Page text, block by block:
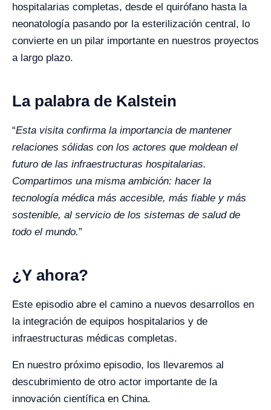
hospitalarias completas, desde el quirófano hasta la
neonatología pasando por la esterilización central, lo
convierte en un pilar importante en nuestros proyectos
a largo plazo.
La palabra de Kalstein
“Esta visita confirma la importancia de mantener
relaciones sólidas con los actores que moldean el
futuro de las infraestructuras hospitalarias.
Compartimos una misma ambición: hacer la
tecnología médica más accesible, más fiable y más
sostenible, al servicio de los sistemas de salud de
todo el mundo.”
¿Y ahora?
Este episodio abre el camino a nuevos desarrollos en
la integración de equipos hospitalarios y de
infraestructuras médicas completas.
En nuestro próximo episodio, los llevaremos al
descubrimiento de otro actor importante de la
innovación científica en China.